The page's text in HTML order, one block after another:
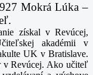
Mokrá Lúka –
získal v Revúcej,
akadémii v
UK v Bratislave.
v Revúcej. Ako učiteľ